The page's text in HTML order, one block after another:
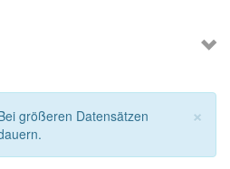
×
größeren Datensätzen